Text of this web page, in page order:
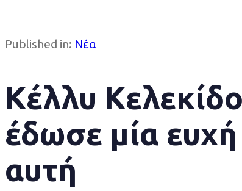
Published in: Νέα
Κέλλυ
έδωσε μία
αυτή